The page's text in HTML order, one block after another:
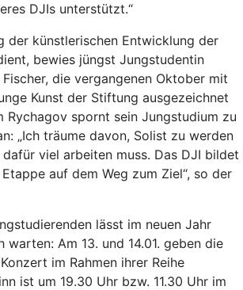
DJIs unterstützt.“
der künstlerischen Entwicklung der
bewies jüngst Jungstudentin
die vergangenen Oktober mit
Kunst der Stiftung ausgezeichnet
Rychagov spornt sein Jungstudium zu
„Ich träume davon, Solist zu werden
viel arbeiten muss. Das DJI bildet
auf dem Weg zum Ziel“, so der
lässt im neuen Jahr
warten: Am 13. und 14.01. geben die
im Rahmen ihrer Reihe
ist um 19.30 Uhr bzw. 11.30 Uhr im